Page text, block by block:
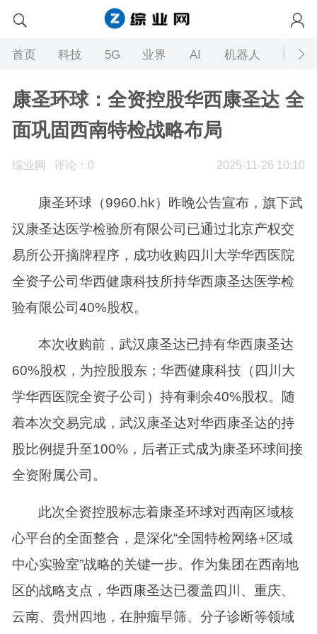
首页 科技 5G 业界 AI 机器人
康圣环球：全资控股华西康圣达 全
面巩固西南特检战略布局
2025-11-26 10:10
综业网 评论：0
康圣环球（9960.hk）昨晚公告宣布，旗下武
汉康圣达医学检验所有限公司已通过北京产权交
易所公开摘牌程序，成功收购四川大学华西医院
全资子公司华西健康科技所持华西康圣达医学检
验有限公司40%股权。
本次收购前，武汉康圣达已持有华西康圣达
60%股权，为控股股东；华西健康科技（四川大
学华西医院全资子公司）持有剩余40%股权。随
着本次交易完成，武汉康圣达对华西康圣达的持
股比例提升至100%，后者正式成为康圣环球间接
全资附属公司。
此次全资控股标志着康圣环球对西南区域核
心平台的全面整合，是深化“全国特检网络+区域
中心实验室”战略的关键一步。作为集团在西南地
区的战略支点，华西康圣达已覆盖四川、重庆、
云南、贵州四地，在肿瘤早筛、分子诊断等领域